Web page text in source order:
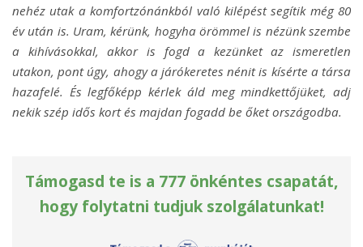
nehéz utak a komfortzónánkból való kilépést segítik még 80
év után is. Uram, kérünk, hogyha örömmel is nézünk szembe
a kihívásokkal, akkor is fogd a kezünket az ismeretlen
utakon, pont úgy, ahogy a járókeretes nénit is kísérte a társa
hazafelé. És legfőképp kérlek áld meg mindkettőjüket, adj
nekik szép idős kort és majdan fogadd be őket országodba.
Támogasd te is a 777 önkéntes csapatát,
hogy folytatni tudjuk szolgálatunkat!